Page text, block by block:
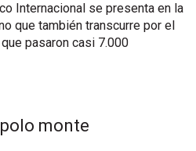
Internacional se presenta en la
que también transcurre por el
pasaron casi 7.000
monte